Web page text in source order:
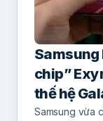
Samsung
chip”
thế hệ
Samsung vừa